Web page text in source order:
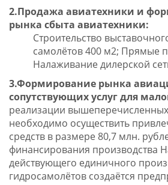
2.Продажа авиатехники и
рынка сбыта авиатехники:
Строительство
самолётов 400 м2; Прямые
Налаживание дилерской
3.Формирование рынка
сопутствующих услуг для
реализации
необходимо осуществить
средств в размере 80,7 млн.
финансирования производства
действующего единичного
гидросамолётов создаётся